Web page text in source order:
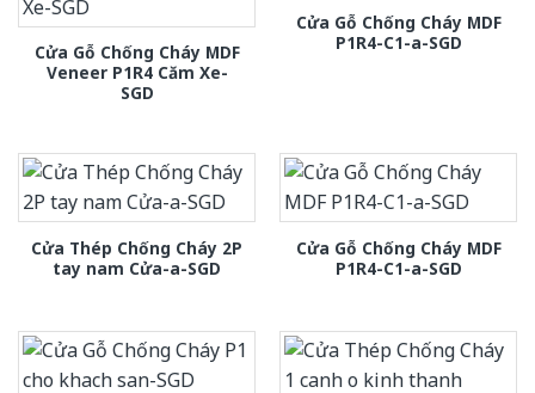
Cửa Gỗ Chống Cháy MDF
Veneer P1R4 Căm Xe-
SGD
Cửa Gỗ Chống Cháy MDF
P1R4-C1-a-SGD
Cửa Thép Chống Cháy 2P
tay nam Cửa-a-SGD
Cửa Gỗ Chống Cháy MDF
P1R4-C1-a-SGD